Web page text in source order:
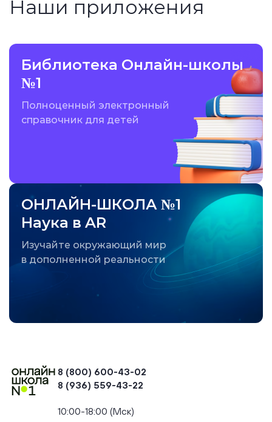
Наши приложения
Библиотека Онлайн-школы
№1
Полноценный электронный
справочник для детей
ОНЛАЙН-ШКОЛА №1
Наука в AR
Изучайте окружающий мир
в дополненной реальности
8 (800) 600-43-02
8 (936) 559-43-22
10:00-18:00 (Мск)